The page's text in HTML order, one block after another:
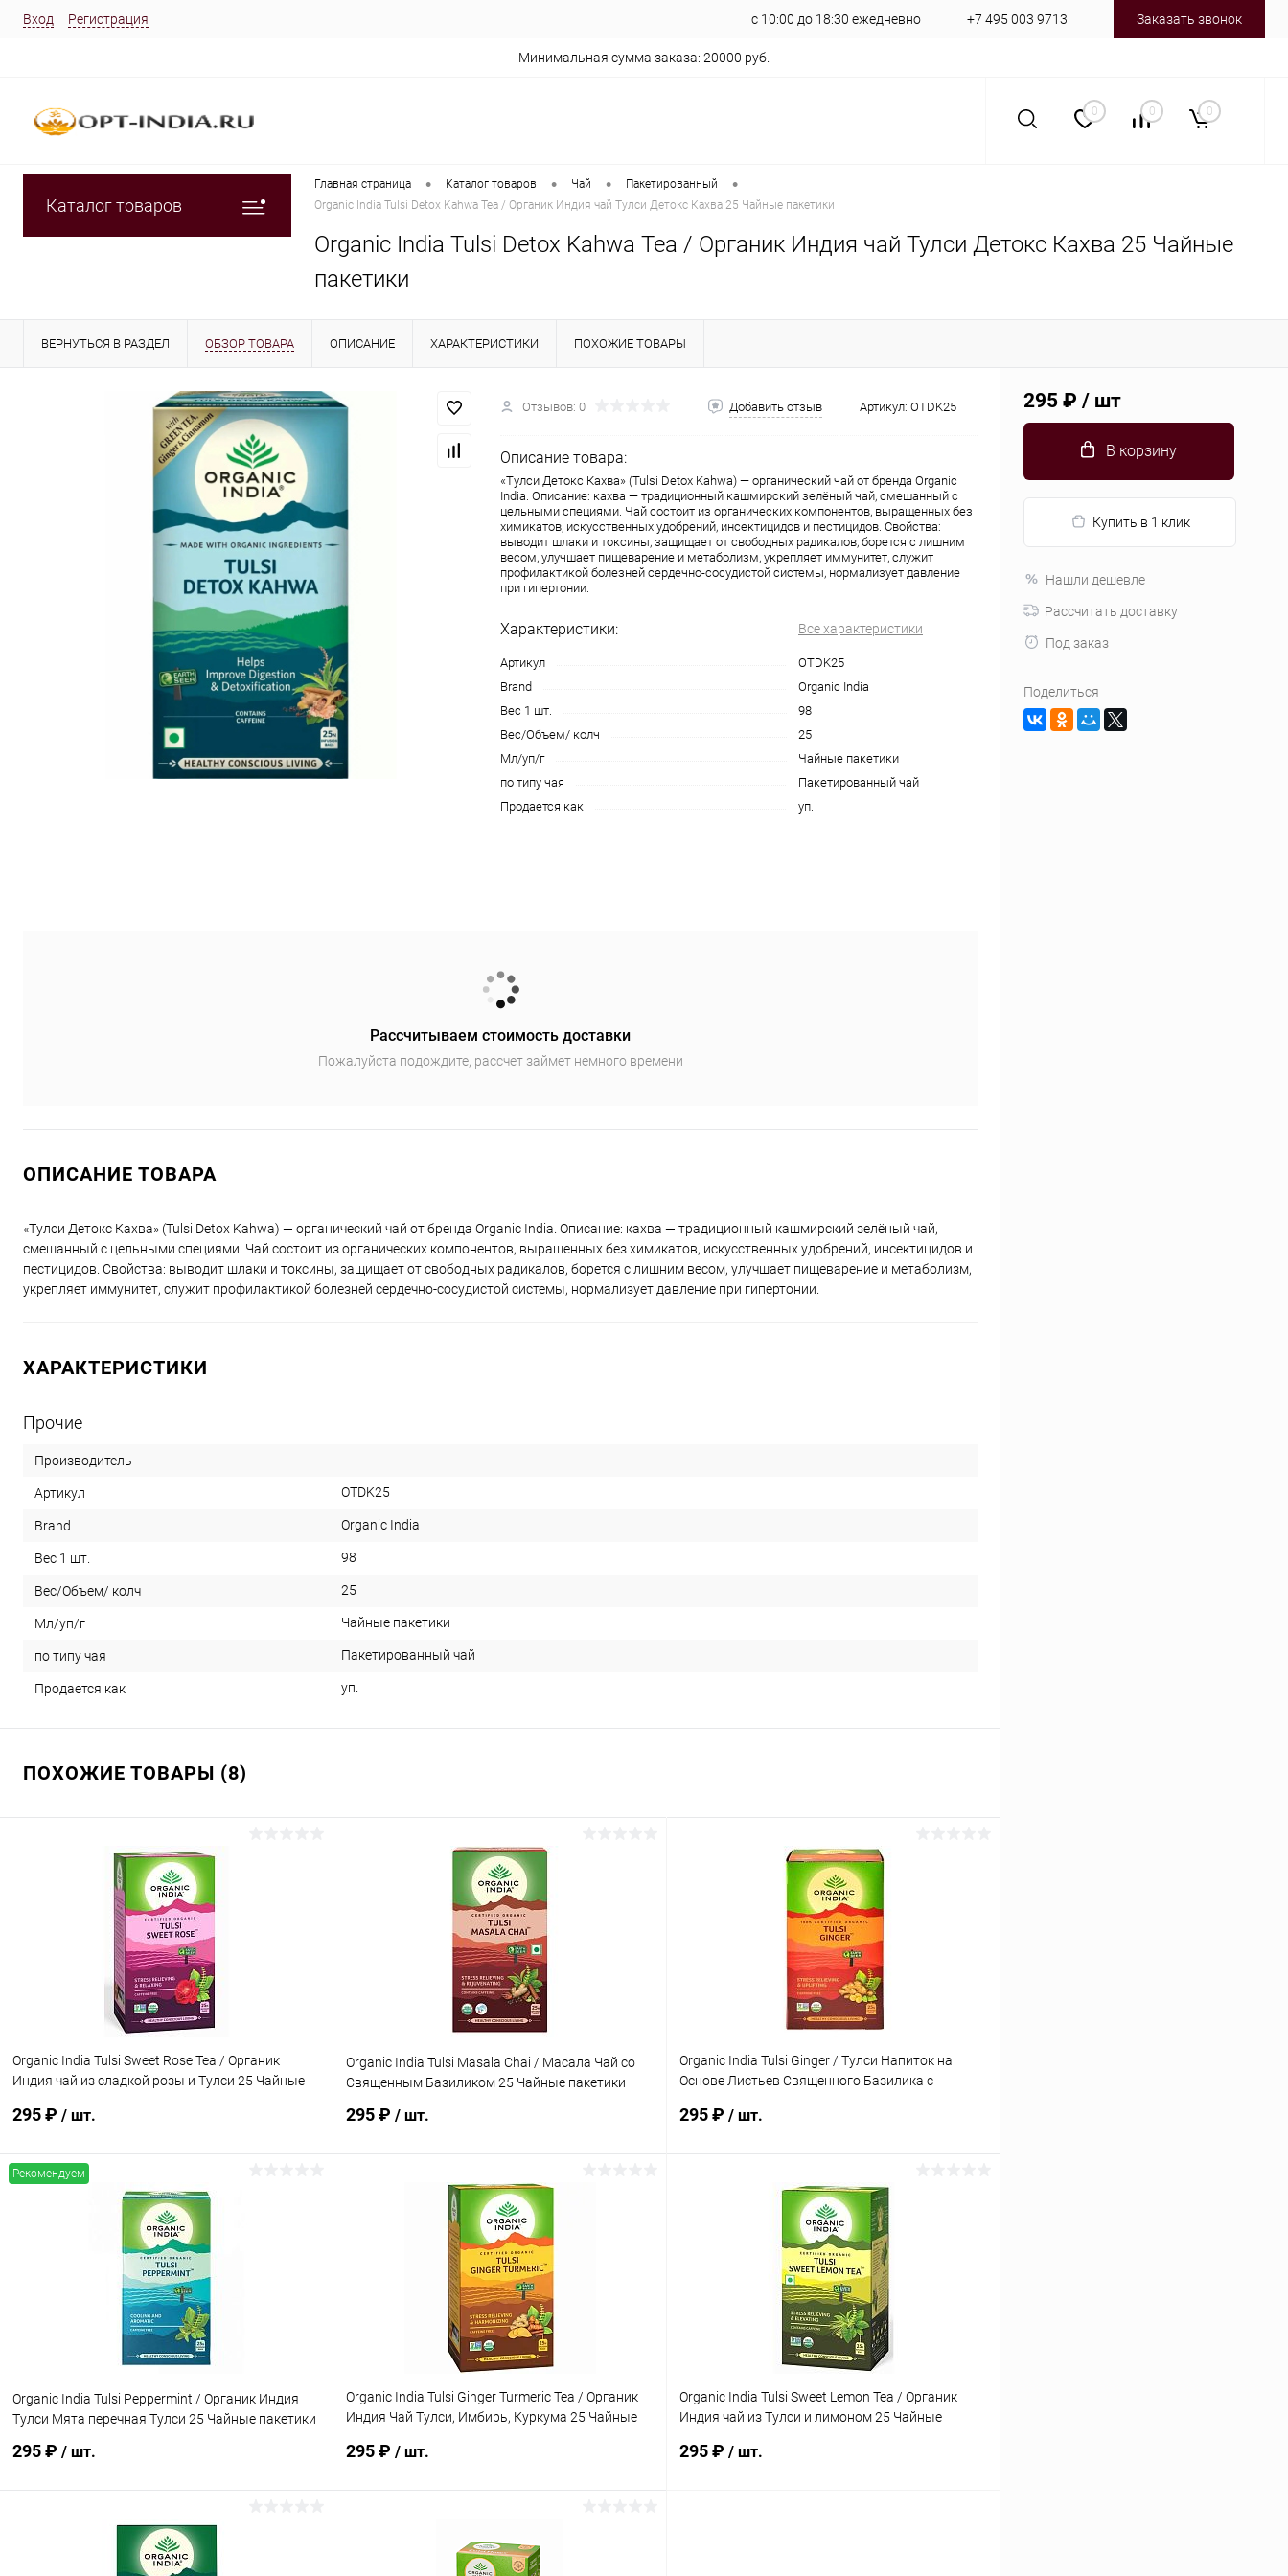
Вход Регистрация с 10:00 до 18:30 ежедневно +7 495 003 9713 Заказать звонок
Минимальная сумма заказа: 20000 руб.
0 0 0
Каталог товаров
Главная страница • Каталог товаров • Чай • Пакетированный •
Organic India Tulsi Detox Kahwa Tea / Органик Индия чай Тулси Детокс Кахва 25 Чайные пакетики
Organic India Tulsi Detox Kahwa Tea / Органик Индия чай Тулси Детокс Кахва 25 Чайные
пакетики
ВЕРНУТЬСЯ В РАЗДЕЛ ОБЗОР ТОВАРА ОПИСАНИЕ ХАРАКТЕРИСТИКИ ПОХОЖИЕ ТОВАРЫ
Отзывов: 0 Добавить отзыв Артикул: OTDK25
Описание товара:
«Тулси Детокс Кахва» (Tulsi Detox Kahwa) — органический чай от бренда Organic
India. Описание: кахва — традиционный кашмирский зелёный чай, смешанный с
цельными специями. Чай состоит из органических компонентов, выращенных без
химикатов, искусственных удобрений, инсектицидов и пестицидов. Свойства:
выводит шлаки и токсины, защищает от свободных радикалов, борется с лишним
весом, улучшает пищеварение и метаболизм, укрепляет иммунитет, служит
профилактикой болезней сердечно-сосудистой системы, нормализует давление
при гипертонии.
Характеристики: Все характеристики
Артикул
OTDK25
Brand
Organic India
Вес 1 шт.
98
Вес/Объем/ колч
25
Мл/уп/г
Чайные пакетики
по типу чая
Пакетированный чай
Продается как
уп.
Рассчитываем стоимость доставки
Пожалуйста подождите, рассчет займет немного времени
ОПИСАНИЕ ТОВАРА
«Тулси Детокс Кахва» (Tulsi Detox Kahwa) — органический чай от бренда Organic India. Описание: кахва — традиционный кашмирский зелёный чай,
смешанный с цельными специями. Чай состоит из органических компонентов, выращенных без химикатов, искусственных удобрений, инсектицидов и
пестицидов. Свойства: выводит шлаки и токсины, защищает от свободных радикалов, борется с лишним весом, улучшает пищеварение и метаболизм,
укрепляет иммунитет, служит профилактикой болезней сердечно-сосудистой системы, нормализует давление при гипертонии.
ХАРАКТЕРИСТИКИ
Прочие
Производитель
Артикул OTDK25
Brand Organic India
Вес 1 шт. 98
Вес/Объем/ колч 25
Мл/уп/г Чайные пакетики
по типу чая Пакетированный чай
Продается как уп.
ПОХОЖИЕ ТОВАРЫ (8)
Organic India Tulsi Sweet Rose Tea / Органик
Индия чай из сладкой розы и Тулси 25 Чайные
295 ₽ / шт.
В корзину
Сравнение
Под заказ
Organic India Tulsi Masala Chai / Масала Чай со
Священным Базиликом 25 Чайные пакетики
295 ₽ / шт.
В корзину
Купить в 1 клик Сравнение
Под заказ
Organic India Tulsi Ginger / Тулси Напиток на
Основе Листьев Священного Базилика c
295 ₽ / шт.
В корзину
Купить в 1 клик Сравнение
Под заказ
Рекомендуем
Organic India Tulsi Peppermint / Органик Индия
Тулси Мята перечная Тулси 25 Чайные пакетики
295 ₽ / шт.
В корзину
Organic India Tulsi Ginger Turmeric Tea / Органик
Индия Чай Тулси, Имбирь, Куркума 25 Чайные
295 ₽ / шт.
Organic India Tulsi Sweet Lemon Tea / Органик
Индия чай из Тулси и лимоном 25 Чайные
295 ₽ / шт.
295 ₽ / шт
В корзину
Купить в 1 клик
Нашли дешевле
Рассчитать доставку
Под заказ
Поделиться